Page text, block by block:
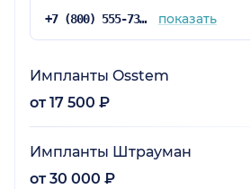
+7 (800) 555-73-67 показать
Импланты Osstem
от 17 500 ₽
Импланты Штрауман
от 30 000 ₽